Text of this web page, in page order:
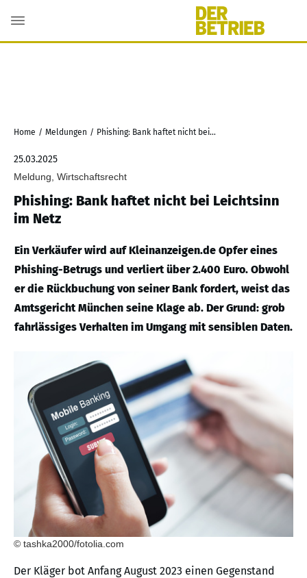
Home / Meldungen / Phishing: Bank haftet nicht bei Leichtsinn im Netz
25.03.2025
Meldung, Wirtschaftsrecht
Phishing: Bank haftet nicht bei Leichtsinn
im Netz
Ein Verkäufer wird auf Kleinanzeigen.de Opfer eines
Phishing-Betrugs und verliert über 2.400 Euro. Obwohl
er die Rückbuchung von seiner Bank fordert, weist das
Amtsgericht München seine Klage ab. Der Grund: grob
fahrlässiges Verhalten im Umgang mit sensiblen Daten.
© tashka2000/fotolia.com
Der Kläger bot Anfang August 2023 einen Gegenstand